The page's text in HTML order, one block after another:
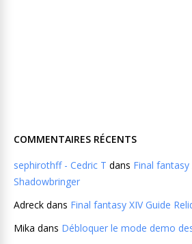
COMMENTAIRES RÉCENTS
sephirothff - Cedric T dans Final fantasy
Shadowbringer
Adreck dans Final fantasy XIV Guide
Mika dans Débloquer le mode demo